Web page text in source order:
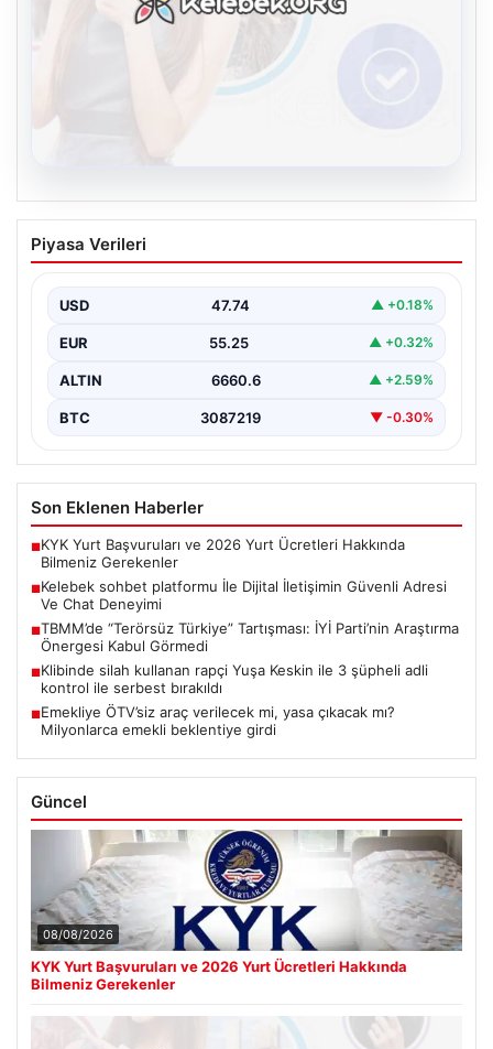
Kelebek sohbet platformu İle Dijital
İletişimin Güvenli Adresi Ve Chat
İnternet çağında insanların güvenli bir biçimde bağlantı
Piyasa Verileri
USD 47.74 ▲ +0.18%
EUR 55.25 ▲ +0.32%
ALTIN 6660.6 ▲ +2.59%
BTC 3087219 ▼ -0.30%
Son Eklenen Haberler
■KYK Yurt Başvuruları ve 2026 Yurt Ücretleri Hakkında
Bilmeniz Gerekenler
■Kelebek sohbet platformu İle Dijital İletişimin Güvenli Adresi
Ve Chat Deneyimi
■TBMM’de “Terörsüz Türkiye” Tartışması: İYİ Parti’nin Araştırma
Önergesi Kabul Görmedi
■Klibinde silah kullanan rapçi Yuşa Keskin ile 3 şüpheli adli
kontrol ile serbest bırakıldı
■Emekliye ÖTV’siz araç verilecek mi, yasa çıkacak mı?
Milyonlarca emekli beklentiye girdi
Güncel
08/08/2026
KYK Yurt Başvuruları ve 2026 Yurt Ücretleri Hakkında
Bilmeniz Gerekenler